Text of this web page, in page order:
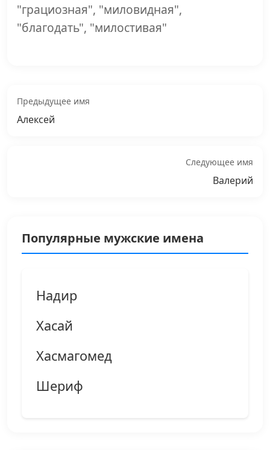
"грациозная", "миловидная",
"благодать", "милостивая"
Предыдущее имя
Алексей
Следующее имя
Валерий
Популярные мужские имена
Надир
Хасай
Хасмагомед
Шериф